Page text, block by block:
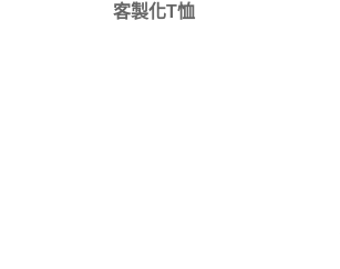
客製化T恤